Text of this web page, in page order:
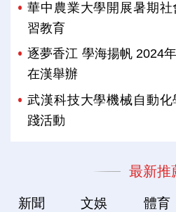
華中農業大學開展暑期
習教育
逐夢香江 學海揚帆 2024
在漢舉辦
武漢科技大學機械自動
踐活動
最新推
新聞 文娛 體育